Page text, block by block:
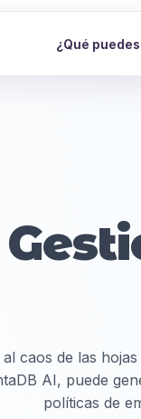
¿Qué
al caos de las
AI, puede
políticas de